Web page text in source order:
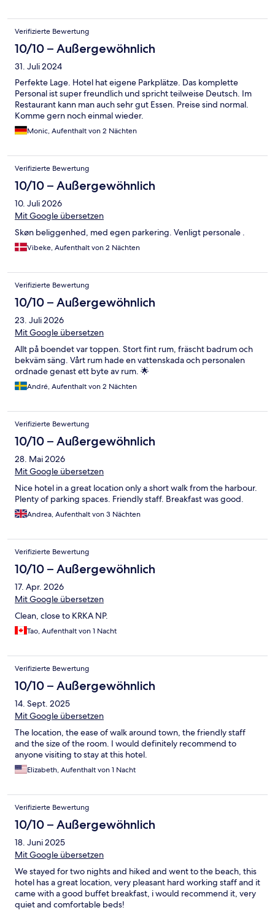
Verifizierte Bewertung
10/10 – Außergewöhnlich
31. Juli 2024
Perfekte Lage. Hotel hat eigene Parkplätze. Das komplette
Personal ist super freundlich und spricht teilweise Deutsch. Im
Restaurant kann man auch sehr gut Essen. Preise sind normal.
Komme gern noch einmal wieder.
Monic, Aufenthalt von 2 Nächten
Verifizierte Bewertung
10/10 – Außergewöhnlich
10. Juli 2026
Mit Google übersetzen
Skøn beliggenhed, med egen parkering. Venligt personale .
Vibeke, Aufenthalt von 2 Nächten
Verifizierte Bewertung
10/10 – Außergewöhnlich
23. Juli 2026
Mit Google übersetzen
Allt på boendet var toppen. Stort fint rum, fräscht badrum och
bekväm säng. Vårt rum hade en vattenskada och personalen
ordnade genast ett byte av rum. 🌟
André, Aufenthalt von 2 Nächten
Verifizierte Bewertung
10/10 – Außergewöhnlich
28. Mai 2026
Mit Google übersetzen
Nice hotel in a great location only a short walk from the harbour.
Plenty of parking spaces. Friendly staff. Breakfast was good.
Andrea, Aufenthalt von 3 Nächten
Verifizierte Bewertung
10/10 – Außergewöhnlich
17. Apr. 2026
Mit Google übersetzen
Clean, close to KRKA NP.
Tao, Aufenthalt von 1 Nacht
Verifizierte Bewertung
10/10 – Außergewöhnlich
14. Sept. 2025
Mit Google übersetzen
The location, the ease of walk around town, the friendly staff
and the size of the room. I would definitely recommend to
anyone visiting to stay at this hotel.
Elizabeth, Aufenthalt von 1 Nacht
Verifizierte Bewertung
10/10 – Außergewöhnlich
18. Juni 2025
Mit Google übersetzen
We stayed for two nights and hiked and went to the beach, this
hotel has a great location, very pleasant hard working staff and it
came with a good buffet breakfast, i would recommend it, very
quiet and comfortable beds!